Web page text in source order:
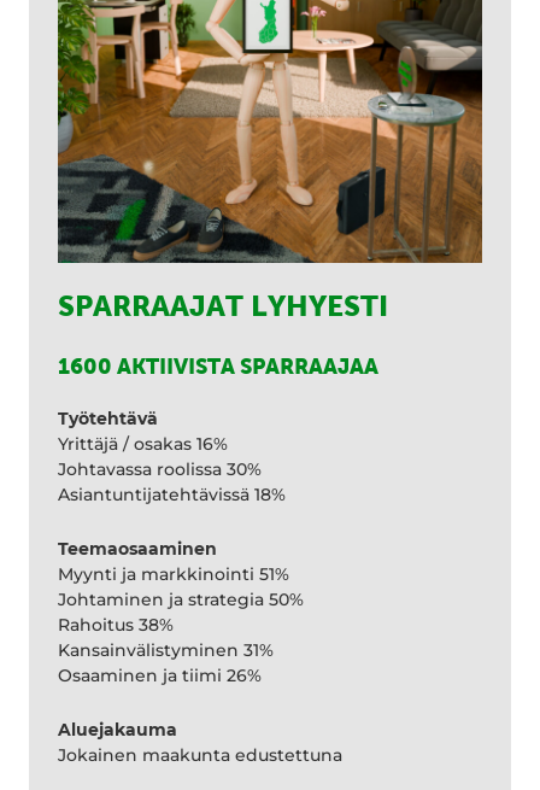
SPARRAAJAT LYHYESTI
1600 AKTIIVISTA SPARRAAJAA
Työtehtävä
Yrittäjä / osakas 16%
Johtavassa roolissa 30%
Asiantuntijatehtävissä 18%
Teemaosaaminen
Myynti ja markkinointi 51%
Johtaminen ja strategia 50%
Rahoitus 38%
Kansainvälistyminen 31%
Osaaminen ja tiimi 26%
Aluejakauma
Jokainen maakunta edustettuna